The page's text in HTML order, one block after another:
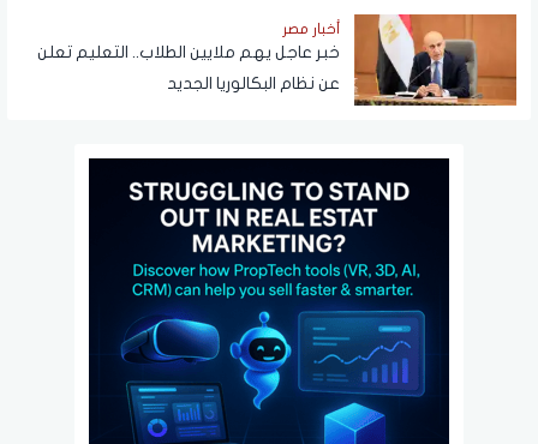
أخبار مصر
خبر عاجل يهم ملايين الطلاب.. التعليم تعلن
عن نظام البكالوريا الجديد